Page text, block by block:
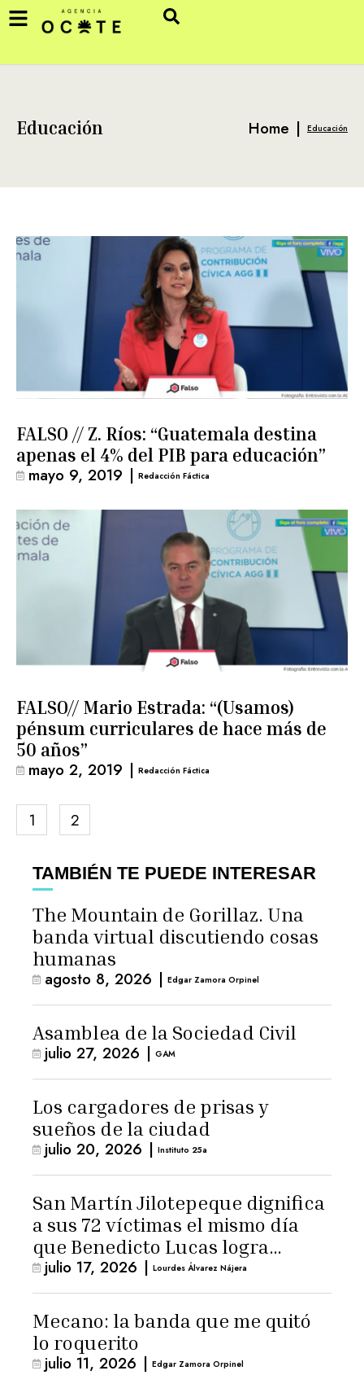
Educación Home | Educación
FALSO // Z. Ríos: “Guatemala destina
apenas el 4% del PIB para educación”
mayo 9, 2019 | Redacción Fáctica
FALSO// Mario Estrada: “(Usamos)
pénsum curriculares de hace más de
50 años”
mayo 2, 2019 | Redacción Fáctica
1 2
TAMBIÉN TE PUEDE INTERESAR
The Mountain de Gorillaz. Una
banda virtual discutiendo cosas
humanas
agosto 8, 2026 | Edgar Zamora Orpinel
Asamblea de la Sociedad Civil
julio 27, 2026 | GAM
Los cargadores de prisas y
sueños de la ciudad
julio 20, 2026 | Instituto 25a
San Martín Jilotepeque dignifica
a sus 72 víctimas el mismo día
que Benedicto Lucas logra
arresto domiciliario
julio 17, 2026 | Lourdes Álvarez Nájera
Mecano: la banda que me quitó
lo roquerito
julio 11, 2026 | Edgar Zamora Orpinel